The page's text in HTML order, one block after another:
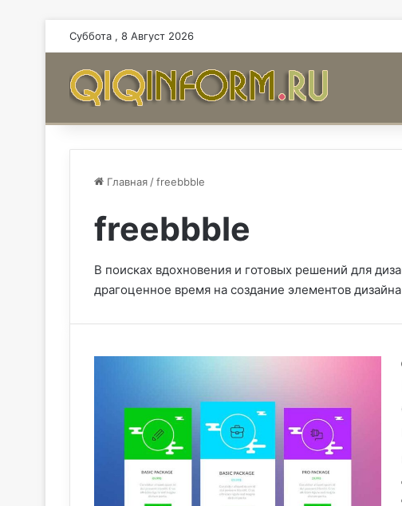
Суббота , 8 Август 2026
Главная /freebbble
freebbble
В поисках вдохновения и готовых решений для
драгоценное время на создание элементов